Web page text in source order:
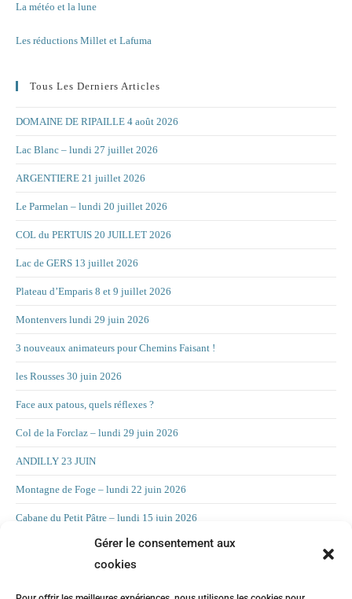
Gérer le consentement aux
cookies
La météo et la lune
Les réductions Millet et Lafuma
Tous Les Derniers Articles
DOMAINE DE RIPAILLE 4 août 2026
Lac Blanc – lundi 27 juillet 2026
ARGENTIERE 21 juillet 2026
Le Parmelan – lundi 20 juillet 2026
COL du PERTUIS 20 JUILLET 2026
Lac de GERS 13 juillet 2026
Plateau d’Emparis 8 et 9 juillet 2026
Montenvers lundi 29 juin 2026
3 nouveaux animateurs pour Chemins Faisant !
les Rousses 30 juin 2026
Face aux patous, quels réflexes ?
Col de la Forclaz – lundi 29 juin 2026
ANDILLY 23 JUIN
Montagne de Foge – lundi 22 juin 2026
Cabane du Petit Pâtre – lundi 15 juin 2026
La Croix d’Allant – lundi 8 juin 2026